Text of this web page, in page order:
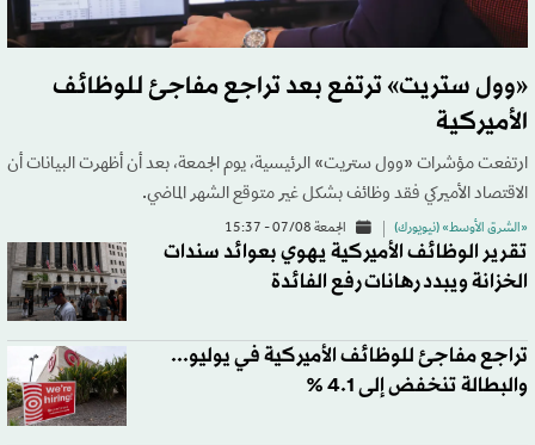
«وول ستريت» ترتفع بعد تراجع مفاجئ للوظائف
الأميركية
ارتفعت مؤشرات «وول ستريت» الرئيسية، يوم الجمعة، بعد أن أظهرت البيانات أن
الاقتصاد الأميركي فقد وظائف بشكل غير متوقع الشهر الماضي.
«الشرق الأوسط» (نيويورك) الجمعة 07/08 - 15:37
تقرير الوظائف الأميركية يهوي بعوائد سندات
الخزانة ويبدد رهانات رفع الفائدة
تراجع مفاجئ للوظائف الأميركية في يوليو...
والبطالة تنخفض إلى 4.1 %